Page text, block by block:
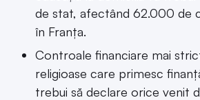
de stat, afectând 62.000 de
în Franța.
Controale financiare mai
religioase care primesc
trebui să declare orice venit